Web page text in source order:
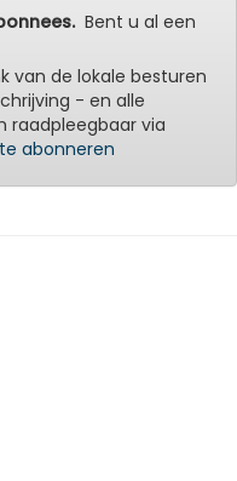
Bent u al een
van de lokale besturen
- en alle
raadpleegbaar via
abonneren